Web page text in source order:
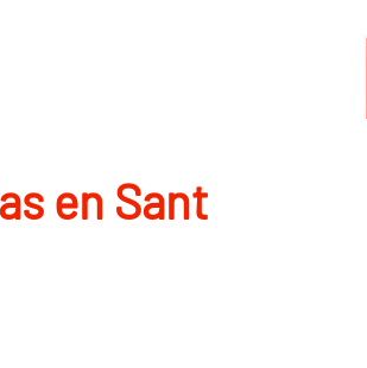
en Sant